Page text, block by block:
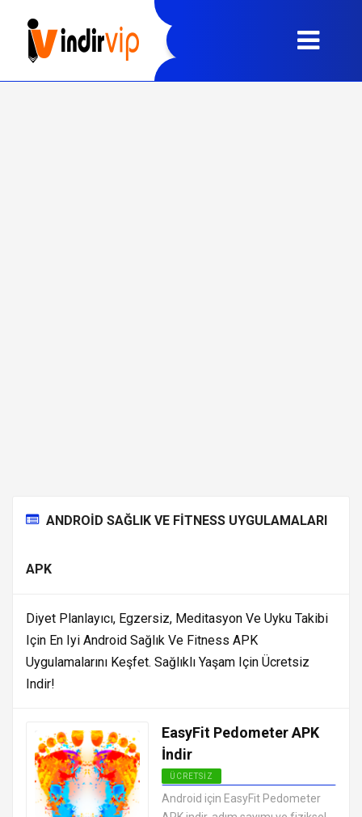
ANDROID SAĞLIK VE FITNESS UYGULAMALARI
APK
Diyet Planlayıcı, Egzersiz, Meditasyon Ve Uyku Takibi
Için En Iyi Android Sağlık Ve Fitness APK
Uygulamalarını Keşfet. Sağlıklı Yaşam Için Ücretsiz
Indir!
EasyFit Pedometer APK
İndir
ÜCRETSIZ
ANDROID SAĞLIK VE FITNESS
UYGULAMALARI APK
Android için EasyFit Pedometer